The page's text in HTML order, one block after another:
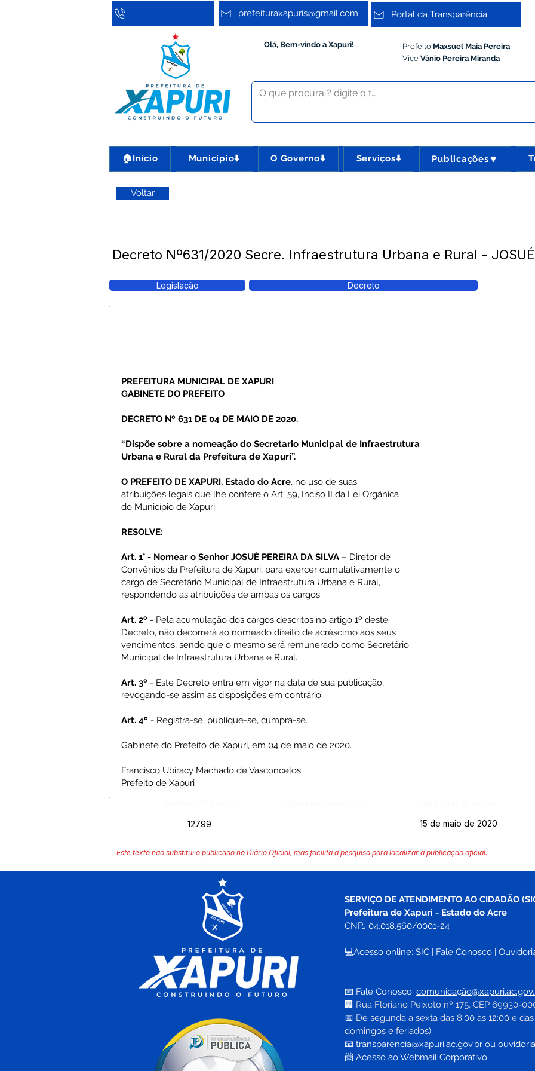
prefeituraxapuris@gmail.com Portal da Transparência
Olá, Bem-vindo a Xapuri! Prefeito Maxsuel Maia Pereira
Vice Vânio Pereira Miranda
🏠Início Município⬇️ O Governo⬇️ Serviços⬇️ Publicações🔽
Voltar
Decreto Nº631/2020 Secre. Infraestrutura Urbana e Rural - JOSUÉ
Legislação Decreto
PREFEITURA MUNICIPAL DE XAPURI
GABINETE DO PREFEITO
DECRETO Nº 631 DE 04 DE MAIO DE 2020.
“Dispõe sobre a nomeação do Secretario Municipal de Infraestrutura
Urbana e Rural da Prefeitura de Xapuri”.
O PREFEITO DE XAPURI, Estado do Acre, no uso de suas
atribuições legais que lhe confere o Art. 59, Inciso II da Lei Orgânica
do Município de Xapuri.
RESOLVE:
Art. 1° - Nomear o Senhor JOSUÉ PEREIRA DA SILVA – Diretor de
Convênios da Prefeitura de Xapuri, para exercer cumulativamente o
cargo de Secretário Municipal de Infraestrutura Urbana e Rural,
respondendo as atribuições de ambas os cargos.
Art. 2º - Pela acumulação dos cargos descritos no artigo 1º deste
Decreto, não decorrerá ao nomeado direito de acréscimo aos seus
vencimentos, sendo que o mesmo será remunerado como Secretário
Municipal de Infraestrutura Urbana e Rural.
Art. 3º - Este Decreto entra em vigor na data de sua publicação,
revogando-se assim as disposições em contrário.
Art. 4º - Registra-se, publique-se, cumpra-se.
Gabinete do Prefeito de Xapuri, em 04 de maio de 2020.
Francisco Ubiracy Machado de Vasconcelos
Prefeito de Xapuri
12799 15 de maio de 2020
Este texto não substitui o publicado no Diário Oficial, mas facilita a pesquisa para localizar a publicação oficial.
SERVIÇO DE ATENDIMENTO AO CIDADÃO
Prefeitura de Xapuri - Estado do Acre
CNPJ 04.018.560/0001-24
💻Acesso online: SIC | Fale Conosco |
📧 Fale Conosco:
🏢 Rua Floriano Peixoto nº 175, CEP 69930-
📅 De segunda a sexta das 8:00 às 12:00 e
domingos e feriados)
📧 transparencia@xapuri.ac.gov.br ou
📨 Acesso ao Webmail Corporativo